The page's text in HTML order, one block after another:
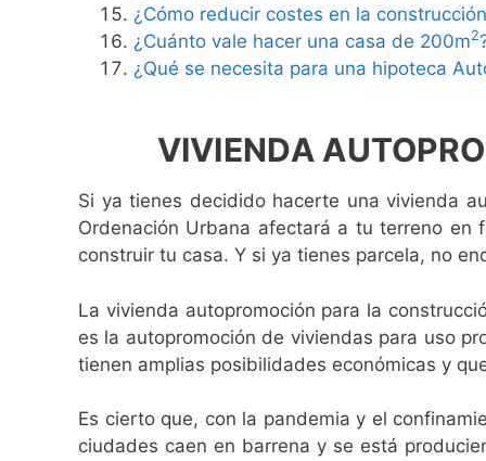
¿Cómo reducir costes en la
¿Cuánto vale hacer una casa de 200m2
¿Qué se necesita para una hipoteca
VIVIENDA
Si ya tienes decidido hacerte una vivienda
Ordenación Urbana afectará a tu terreno en
construir tu casa. Y si ya tienes parcela, no
La vivienda autopromoción para la
es la autopromoción de viviendas para uso
tienen amplias posibilidades económicas y
Es cierto que, con la pandemia y el
ciudades caen en barrena y se está